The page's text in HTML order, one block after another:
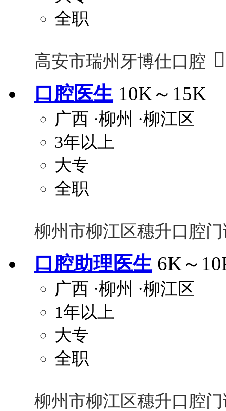
全职
高安市瑞州牙博仕口腔 
口腔医生 10K～15K
广西 ·柳州 ·柳江区
3年以上
大专
全职
柳州市柳江区穗升口腔
口腔助理医生 6K～
广西 ·柳州 ·柳江区
1年以上
大专
全职
柳州市柳江区穗升口腔